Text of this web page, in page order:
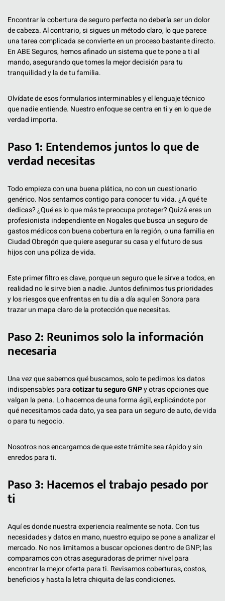
Encontrar la cobertura de seguro perfecta no debería ser un dolor
de cabeza. Al contrario, si sigues un método claro, lo que parece
una tarea complicada se convierte en un proceso bastante directo.
En ABE Seguros, hemos afinado un sistema que te pone a ti al
mando, asegurando que tomes la mejor decisión para tu
tranquilidad y la de tu familia.
Olvídate de esos formularios interminables y el lenguaje técnico
que nadie entiende. Nuestro enfoque se centra en ti y en lo que de
verdad importa.
Paso 1: Entendemos juntos lo que de
verdad necesitas
Todo empieza con una buena plática, no con un cuestionario
genérico. Nos sentamos contigo para conocer tu vida. ¿A qué te
dedicas? ¿Qué es lo que más te preocupa proteger? Quizá eres un
profesionista independiente en Nogales que busca un seguro de
gastos médicos con buena cobertura en la región, o una familia en
Ciudad Obregón que quiere asegurar su casa y el futuro de sus
hijos con una póliza de vida.
Este primer filtro es clave, porque un seguro que le sirve a todos, en
realidad no le sirve bien a nadie. Juntos definimos tus prioridades
y los riesgos que enfrentas en tu día a día aquí en Sonora para
trazar un mapa claro de la protección que necesitas.
Paso 2: Reunimos solo la información
necesaria
Una vez que sabemos qué buscamos, solo te pedimos los datos
indispensables paracotizar tu seguro GNPy otras opciones que
valgan la pena. Lo hacemos de una forma ágil, explicándote por
qué necesitamos cada dato, ya sea para un seguro de auto, de vida
o para tu negocio.
Nosotros nos encargamos de que este trámite sea rápido y sin
enredos para ti.
Paso 3: Hacemos el trabajo pesado por
ti
Aquí es donde nuestra experiencia realmente se nota. Con tus
necesidades y datos en mano, nuestro equipo se pone a analizar el
mercado. No nos limitamos a buscar opciones dentro de GNP; las
comparamos con otras aseguradoras de primer nivel para
encontrar la mejor oferta para ti. Revisamos coberturas, costos,
beneficios y hasta la letra chiquita de las condiciones.